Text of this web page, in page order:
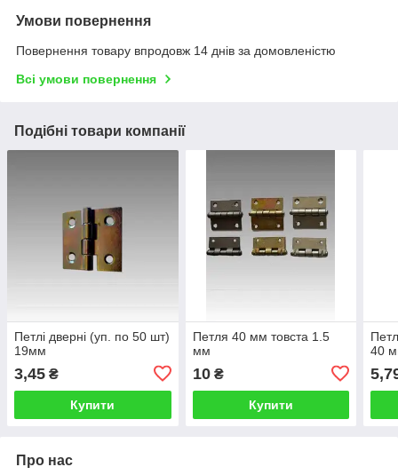
Умови повернення
Повернення товару впродовж 14 днів за домовленістю
Всі умови повернення
Подібні товари компанії
Петлі дверні (уп. по 50 шт)
19мм
3,45 ₴
Купити
Петля 40 мм товста 1.5
мм
10₴
Купити
40
Про нас